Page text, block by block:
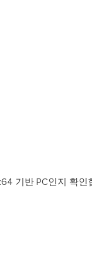
기반 PC인지 확인